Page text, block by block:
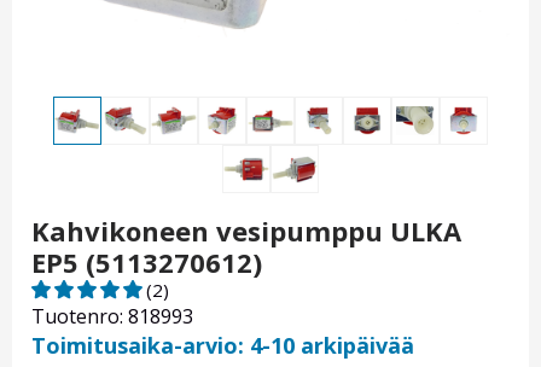
Kahvikoneen vesipumppu ULKA
EP5 (5113270612)
Tuotenro: 818993
(2)
Toimitusaika-arvio: 4-10 arkipäivää